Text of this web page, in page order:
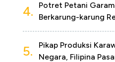
4.
Potret Petani
Berkarung-karung
5.
Pikap Produksi
Negara, Filipina